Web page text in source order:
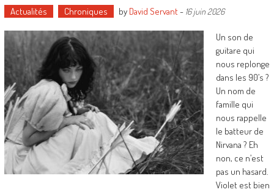
Actualités Chroniques by David Servant- 16 juin 2026
Un son de
guitare qui
nous replonge
dans les 90’s ?
Un nom de
famille qui
nous rappelle
le batteur de
Nirvana ? Eh
non, ce n’est
pas un hasard.
Violet est bien